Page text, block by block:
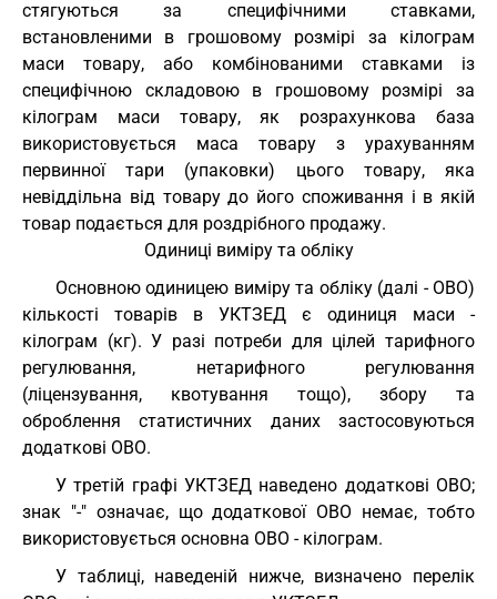
стягуються за специфічними ставками,
встановленими в грошовому розмірі за кілограм
маси товару, або комбінованими ставками із
специфічною складовою в грошовому розмірі за
кілограм маси товару, як розрахункова база
використовується маса товару з урахуванням
первинної тари (упаковки) цього товару, яка
невіддільна від товару до його споживання і в якій
товар подається для роздрібного продажу.
Одиниці виміру та обліку
Основною одиницею виміру та обліку (далі - ОВО)
кількості товарів в УКТЗЕД є одиниця маси -
кілограм (кг). У разі потреби для цілей тарифного
регулювання, нетарифного регулювання
(ліцензування, квотування тощо), збору та
оброблення статистичних даних застосовуються
додаткові ОВО.
У третій графі УКТЗЕД наведено додаткові ОВО;
знак "-" означає, що додаткової ОВО немає, тобто
використовується основна ОВО - кілограм.
У таблиці, наведеній нижче, визначено перелік